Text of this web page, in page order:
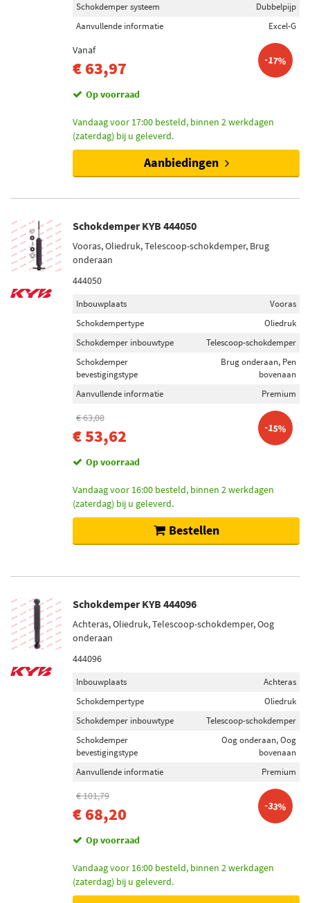
Schokdemper systeem
Dubbelpijp
Aanvullende informatie
Excel-G
Vanaf
€ 63,97 -17%
Op voorraad
Vandaag voor 17:00 besteld, binnen 2 werkdagen
(zaterdag) bij u geleverd.
Aanbiedingen
Schokdemper KYB 444050
Vooras, Oliedruk, Telescoop-schokdemper, Brug
onderaan
444050
Inbouwplaats
Vooras
Schokdempertype
Oliedruk
Schokdemper inbouwtype
Telescoop-schokdemper
Schokdemper
bevestigingstype
Brug onderaan, Pen
bovenaan
Aanvullende informatie
Premium
€ 63,08
€ 53,62 -15%
Op voorraad
Vandaag voor 16:00 besteld, binnen 2 werkdagen
(zaterdag) bij u geleverd.
Bestellen
Schokdemper KYB 444096
Achteras, Oliedruk, Telescoop-schokdemper, Oog
onderaan
444096
Inbouwplaats
Achteras
Schokdempertype
Oliedruk
Schokdemper inbouwtype
Telescoop-schokdemper
Schokdemper
bevestigingstype
Oog onderaan, Oog
bovenaan
Aanvullende informatie
Premium
€ 101,79
€ 68,20 -33%
Op voorraad
Vandaag voor 16:00 besteld, binnen 2 werkdagen
(zaterdag) bij u geleverd.